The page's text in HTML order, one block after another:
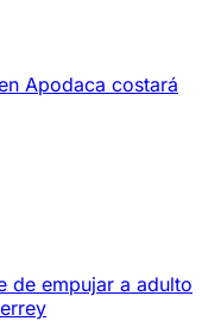
Apodaca costará
de empujar a adulto